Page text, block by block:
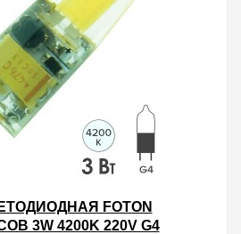
FOTON
3W 4200K 220V G4